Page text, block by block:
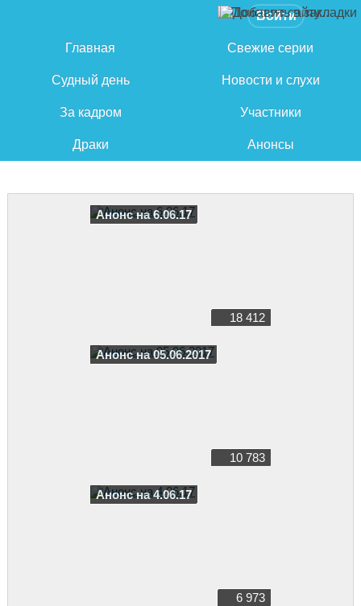
Войти
Главная Свежие серии
Судный день Новости и слухи
За кадром Участники
Драки Анонсы
Анонс на 6.06.17
18 412
Анонс на 05.06.2017
10 783
Анонс на 4.06.17
6 973